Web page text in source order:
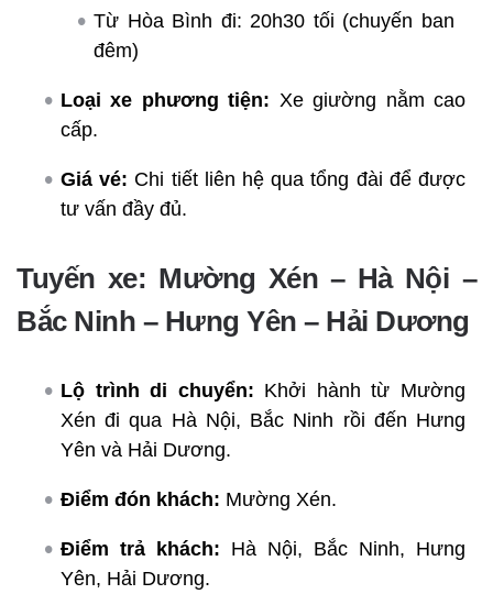
Từ Hòa Bình đi: 20h30 tối (chuyến ban
đêm)
Loại xe phương tiện: Xe giường nằm cao
cấp.
Giá vé: Chi tiết liên hệ qua tổng đài để được
tư vấn đầy đủ.
Tuyến xe: Mường Xén – Hà Nội –
Bắc Ninh – Hưng Yên – Hải Dương
Lộ trình di chuyển: Khởi hành từ Mường
Xén đi qua Hà Nội, Bắc Ninh rồi đến Hưng
Yên và Hải Dương.
Điểm đón khách: Mường Xén.
Điểm trả khách: Hà Nội, Bắc Ninh, Hưng
Yên, Hải Dương.